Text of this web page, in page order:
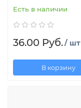
Есть в наличии
36.00 Руб./ шт
В корзину